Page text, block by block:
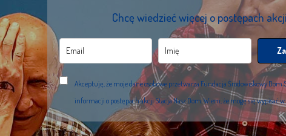
Chcę wiedzieć więcej o postępach
Akceptuję, że moje dane osobowe przetwarza Fundacja Środowiskowy Dom
informacji o postępach akcji Stacja Nasz Dom. Wiem, że mogę się wypisać